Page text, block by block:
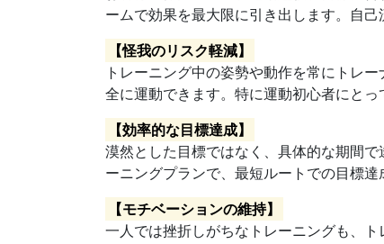
ームで効果を最大限に引き出します。自己
【怪我のリスク軽減】
トレーニング中の姿勢や動作を常にトレ
全に運動できます。特に運動初心者にと
【効率的な目標達成】
漠然とした目標ではなく、具体的な期間
ーニングプランで、最短ルートでの目標達
【モチベーションの維持】
一人では挫折しがちなトレーニングも、